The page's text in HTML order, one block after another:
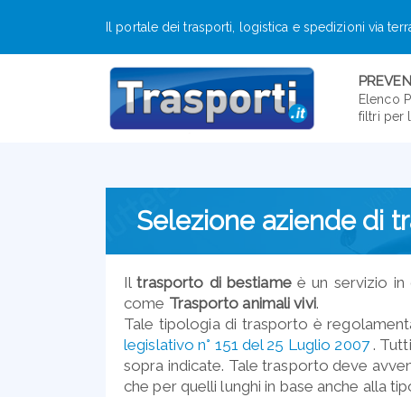
Il portale dei trasporti, logistica e spedizioni via
Elenco
filtri per
Selezione aziende di
Iltrasporto di bestiameè un servizio in
come Trasporto animali vivi.
Tale tipologia di trasporto è
legislativo n° 151 del 25 Luglio 2007.
sopra indicate. Tale trasporto deve
che per quelli lunghi in base anche alla